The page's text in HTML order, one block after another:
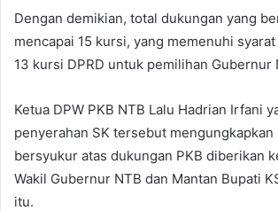
Dengan demikian, total dukungan yang
mencapai 15 kursi, yang memenuhi
13 kursi DPRD untuk pemilihan Gubernur
Ketua DPW PKB NTB Lalu Hadrian Irfani
penyerahan SK tersebut mengungkapkan
bersyukur atas dukungan PKB diberikan
Wakil Gubernur NTB dan Mantan Bupati
itu.